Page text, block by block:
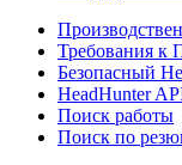
Требования к
Безопасный
HeadHunter
Поиск работы
Поиск по